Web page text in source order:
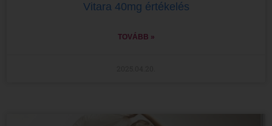
Vitara 40mg értékelés
TOVÁBB »